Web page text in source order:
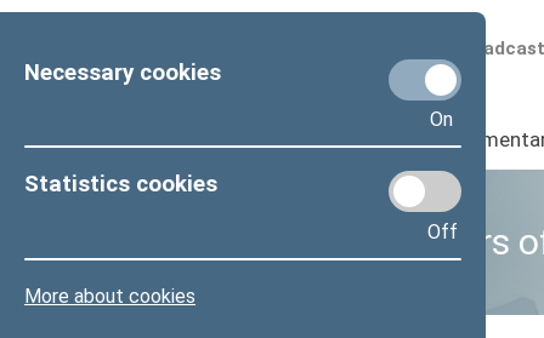
Necessary cookies
On
Statistics cookies
Off
More about cookies
Scheduled
Seimas I
Business of Members